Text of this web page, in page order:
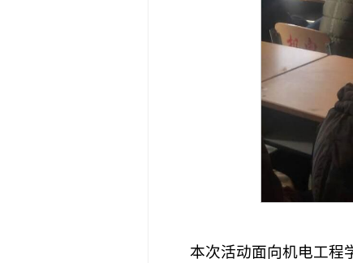
本次活动面向机电工程